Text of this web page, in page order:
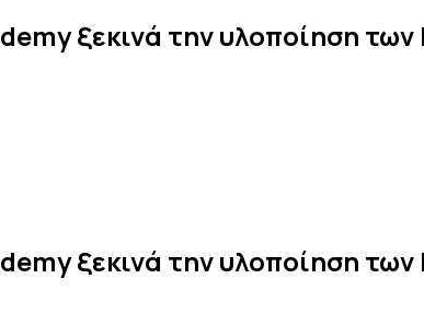
ξεκινά την υλοποίηση
ξεκινά την υλοποίηση